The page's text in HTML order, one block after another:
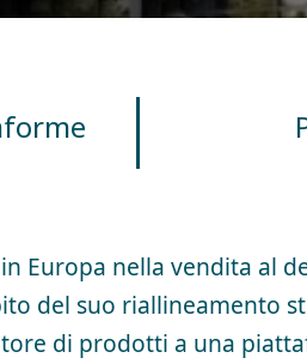
Europa nella vendita al
del suo riallineamento
di prodotti a una